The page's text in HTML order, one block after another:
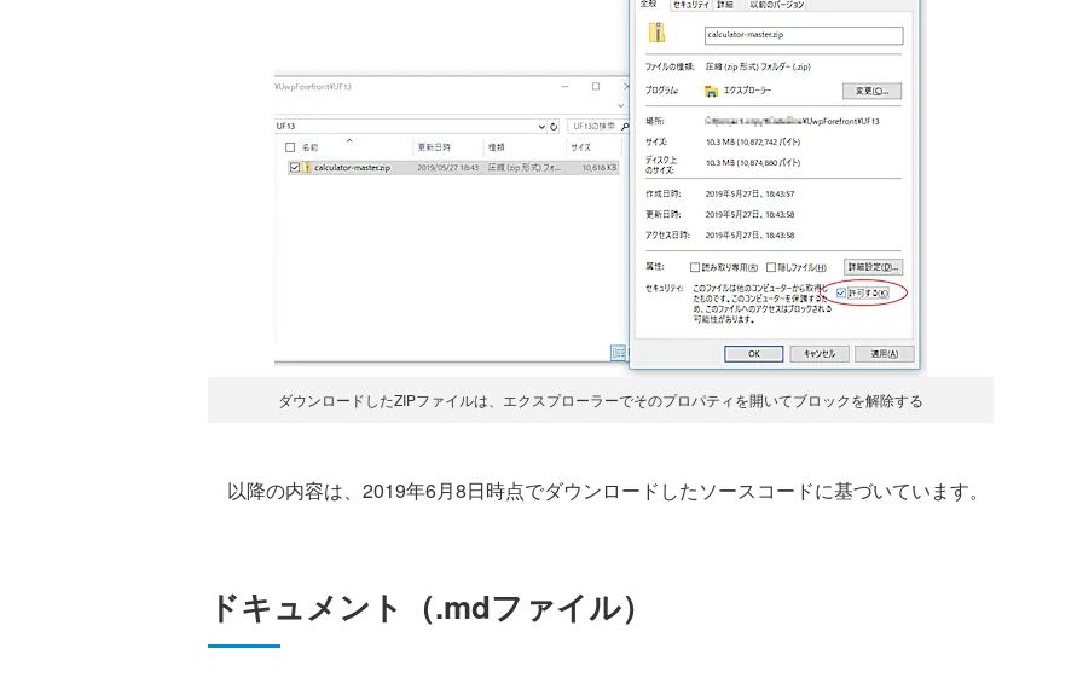
ダウンロードしたZIPファイルは、エクスプローラーでそのプロパティを開いてブロックを解除する
以降の内容は、2019年6月8日時点でダウンロードしたソースコードに基づいています。
ドキュメント（.mdファイル）